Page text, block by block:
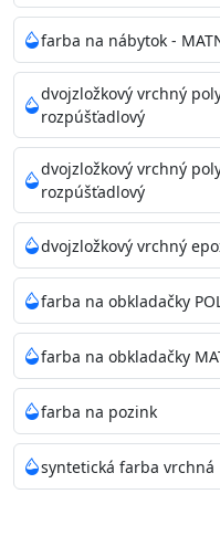
farba na nábytok -
dvojzložkový vrchný
rozpúšťadlový
dvojzložkový vrchný
rozpúšťadlový
dvojzložkový vrchný
farba na obkladačky
farba na obkladačky
farba na pozink
syntetická farba vrchná